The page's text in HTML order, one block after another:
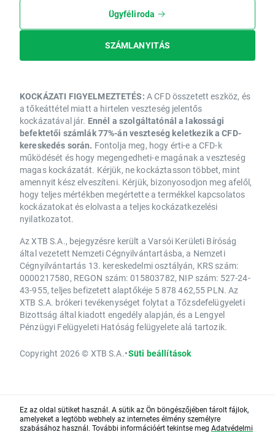
Ügyféliroda
SZÁMLANYITÁS
KOCKÁZATI FIGYELMEZTETÉS: A CFD összetett eszköz, és
a tőkeáttétel miatt a hirtelen veszteség jelentős
kockázatával jár. Ennél a szolgáltatónál a lakossági
befektetői számlák 77%-án veszteség keletkezik a CFD-
kereskedés során. Fontolja meg, hogy érti-e a CFD-k
működését és hogy megengedheti-e magának a veszteség
magas kockázatát. Kérjük, ne kockáztasson többet, mint
amennyit kész elveszíteni. Kérjük, bizonyosodjon meg afelől,
hogy teljes mértékben megértette a termékkel kapcsolatos
kockázatokat és elolvasta a teljes kockázatkezelési
nyilatkozatot.
Az XTB S.A., bejegyzésre került a Varsói Kerületi Bíróság
által vezetett Nemzeti Cégnyilvántartásba, a Nemzeti
Cégnyilvántartás 13. kereskedelmi osztályán, KRS szám:
0000217580, REGON szám: 015803782, NIP szám: 527-24-
43-955, teljes befizetett alaptőkéje 5 878 462,55 PLN. Az
XTB S.A. brókeri tevékenységet folytat a Tőzsdefelügyeleti
Bizottság által kiadott engedély alapján, és a Lengyel
Pénzügyi Felügyeleti Hatóság felügyelete alá tartozik.
Copyright 2026 © XTB S.A.•Süti beállítások
Ez az oldal sütiket használ. A sütik az Ön böngészőjében tárolt fájlok,
amelyeket a legtöbb webhely az internetes élmény személyre
szabásához használ. További információért tekintse meg Adatvédelmi